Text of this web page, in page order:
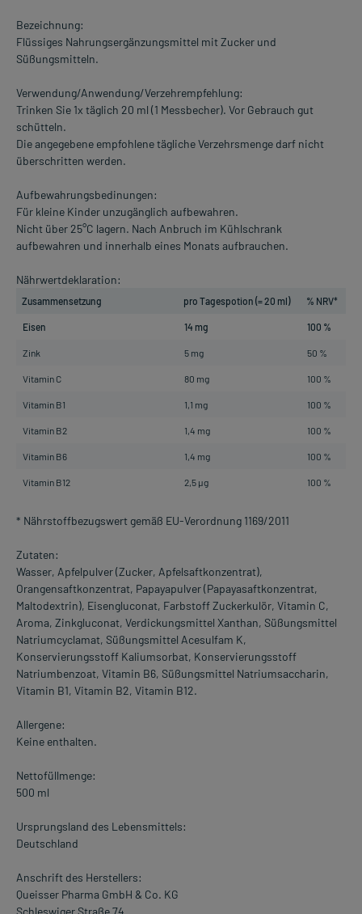
Bezeichnung:
Flüssiges Nahrungsergänzungsmittel mit Zucker und
Süßungsmitteln.
Verwendung/Anwendung/Verzehrempfehlung:
Trinken Sie 1x täglich 20 ml (1 Messbecher). Vor Gebrauch gut
schütteln.
Die angegebene empfohlene tägliche Verzehrsmenge darf nicht
überschritten werden.
Aufbewahrungsbedinungen:
Für kleine Kinder unzugänglich aufbewahren.
Nicht über 25°C lagern. Nach Anbruch im Kühlschrank
aufbewahren und innerhalb eines Monats aufbrauchen.
Nährwertdeklaration:
Zusammensetzung pro Tagespotion (= 20 ml) % NRV*
Eisen 14 mg 100 %
Zink 5 mg 50 %
Vitamin C 80 mg 100 %
Vitamin B1 1,1 mg 100 %
Vitamin B2 1,4 mg 100 %
Vitamin B6 1,4 mg 100 %
Vitamin B12 2,5 µg 100 %
* Nährstoffbezugswert gemäß EU-Verordnung 1169/2011
Zutaten:
Wasser, Apfelpulver (Zucker, Apfelsaftkonzentrat),
Orangensaftkonzentrat, Papayapulver (Papayasaftkonzentrat,
Maltodextrin), Eisengluconat, Farbstoff Zuckerkulör, Vitamin C,
Aroma, Zinkgluconat, Verdickungsmittel Xanthan, Süßungsmittel
Natriumcyclamat, Süßungsmittel Acesulfam K,
Konservierungsstoff Kaliumsorbat, Konservierungsstoff
Natriumbenzoat, Vitamin B6, Süßungsmittel Natriumsaccharin,
Vitamin B1, Vitamin B2, Vitamin B12.
Allergene:
Keine enthalten.
Nettofüllmenge:
500 ml
Ursprungsland des Lebensmittels:
Deutschland
Anschrift des Herstellers:
Queisser Pharma GmbH & Co. KG
Schleswiger Straße 74